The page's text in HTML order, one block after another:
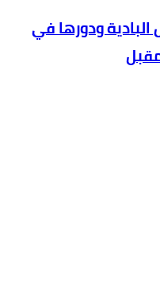
ودورها في